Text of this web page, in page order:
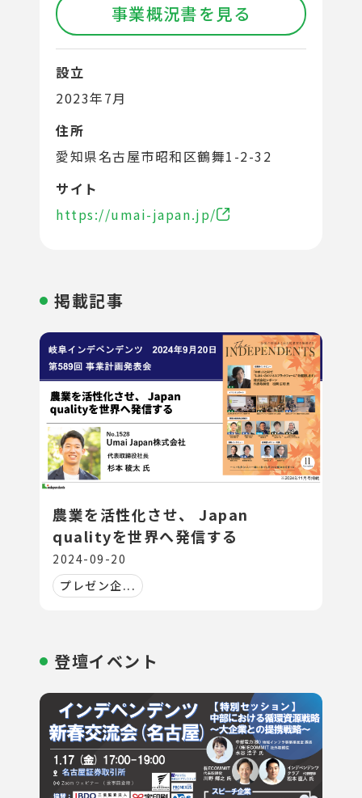
事業概況書を見る
設立
2023年7月
住所
愛知県名古屋市昭和区鶴舞1-2-32
サイト
https://umai-japan.jp/
掲載記事
農業を活性化させ、 Japan
qualityを世界へ発信する
2024-09-20
プレゼン企...
登壇イベント